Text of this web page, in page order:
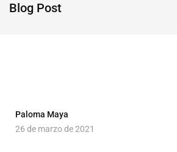
Blog Post
Paloma Maya
26 de marzo de 2021